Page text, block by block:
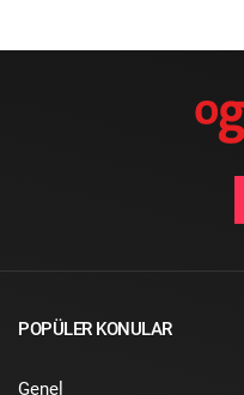
POPÜLER KONULAR
Genel